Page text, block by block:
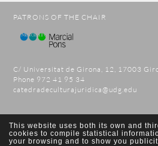
PATRONS OF THE CHAIR
C/ Universitat de Girona, 12, 17003
Phone 972 41 95 34
catedradeculturajuridica@udg.edu
This website uses both its own and
cookies to compile statistical
your browsing and to show you